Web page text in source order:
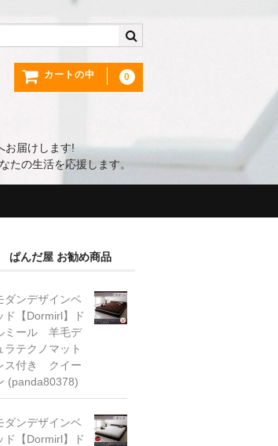
カートの中 0
お届けします!
たの生活を応援します。
ぱんだ屋 お勧め商品
ダンデザインベ
ド【Dormirl】ド
ミール 羊毛デ
ラテクノマット
ス付き クイー
(panda80378)
ダンデザインベ
ド【Dormirl】ド